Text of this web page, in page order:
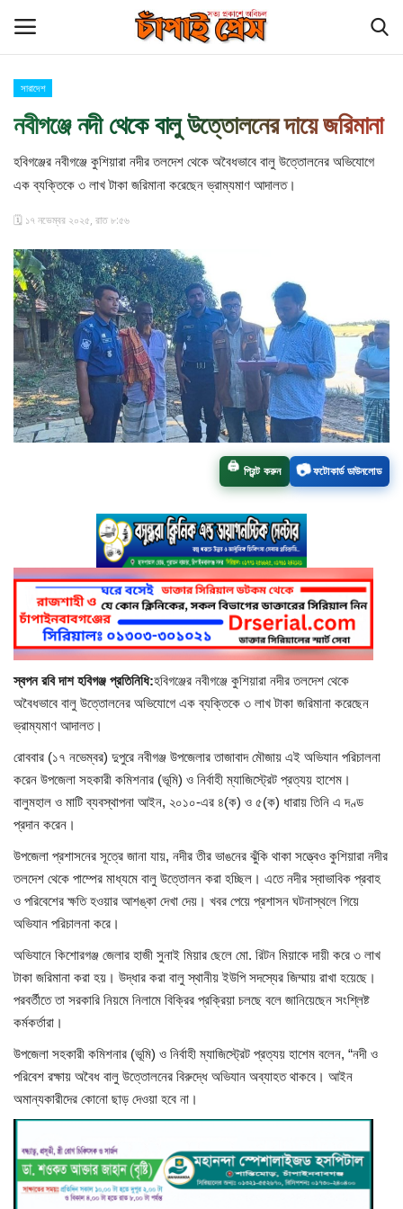
হোম
কুমিল্লা
চাঁপাইনবাবগঞ্জ সীমান্ত
বিনোদন
আমাদের সম্পর্কে
চাঁপাইনবাবগঞ্জ সদর
শিবগঞ্জ
গোমস্তাপুর
ভোলাহাট
নওগাঁ
রংপুর
চট্টগ্রাম
খাগড়াছড়ি
ব্রাহ্মণবাড়িয়া
জাতীয়
আন্তর্জাতিক
সারাদেশ
স্বাস্থ্য
লাইফ স্টাইল
সারাদেশ
নবীগঞ্জে নদী থেকে বালু উত্তোলনের দায়ে জরিমানা
হবিগঞ্জের নবীগঞ্জে কুশিয়ারা নদীর তলদেশ থেকে অবৈধভাবে বালু উত্তোলনের অভিযোগে
এক ব্যক্তিকে ৩ লাখ টাকা জরিমানা করেছেন ভ্রাম্যমাণ আদালত।
🗓️ ১৭ নভেম্বর ২০২৫, রাত ৮:৫৬
🖨️ প্রিন্ট করুন 📷 ফটোকার্ড ডাউনলোড
স্বপন রবি দাশ হবিগঞ্জ প্রতিনিধি:হবিগঞ্জের নবীগঞ্জে কুশিয়ারা নদীর তলদেশ থেকে
অবৈধভাবে বালু উত্তোলনের অভিযোগে এক ব্যক্তিকে ৩ লাখ টাকা জরিমানা করেছেন
ভ্রাম্যমাণ আদালত।
রোববার (১৭ নভেম্বর) দুপুরে নবীগঞ্জ উপজেলার তাজাবাদ মৌজায় এই অভিযান পরিচালনা
করেন উপজেলা সহকারী কমিশনার (ভূমি) ও নির্বাহী ম্যাজিস্ট্রেট প্রত্যয় হাশেম।
বালুমহাল ও মাটি ব্যবস্থাপনা আইন, ২০১০-এর ৪(ক) ও ৫(ক) ধারায় তিনি এ দণ্ড
প্রদান করেন।
উপজেলা প্রশাসনের সূত্রে জানা যায়, নদীর তীর ভাঙনের ঝুঁকি থাকা সত্ত্বেও কুশিয়ারা নদীর
তলদেশ থেকে পাম্পের মাধ্যমে বালু উত্তোলন করা হচ্ছিল। এতে নদীর স্বাভাবিক প্রবাহ
ও পরিবেশের ক্ষতি হওয়ার আশঙ্কা দেখা দেয়। খবর পেয়ে প্রশাসন ঘটনাস্থলে গিয়ে
অভিযান পরিচালনা করে।
অভিযানে কিশোরগঞ্জ জেলার হাজী সুনাই মিয়ার ছেলে মো. রিটন মিয়াকে দায়ী করে ৩ লাখ
টাকা জরিমানা করা হয়। উদ্ধার করা বালু স্থানীয় ইউপি সদস্যের জিম্মায় রাখা হয়েছে।
পরবর্তীতে তা সরকারি নিয়মে নিলামে বিক্রির প্রক্রিয়া চলছে বলে জানিয়েছেন সংশ্লিষ্ট
কর্মকর্তারা।
উপজেলা সহকারী কমিশনার (ভূমি) ও নির্বাহী ম্যাজিস্ট্রেট প্রত্যয় হাশেম বলেন, “নদী ও
পরিবেশ রক্ষায় অবৈধ বালু উত্তোলনের বিরুদ্ধে অভিযান অব্যাহত থাকবে। আইন
অমান্যকারীদের কোনো ছাড় দেওয়া হবে না।